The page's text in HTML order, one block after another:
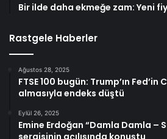
Bir ilde daha ekmeğe zam: Yeni
Rastgele Haberler
Ağustos 28, 2025
FTSE 100 bugün: Trump’ın Fed’in
almasıyla endeks düştü
Eylül 26, 2025
Emine Erdoğan “Damla Damla –